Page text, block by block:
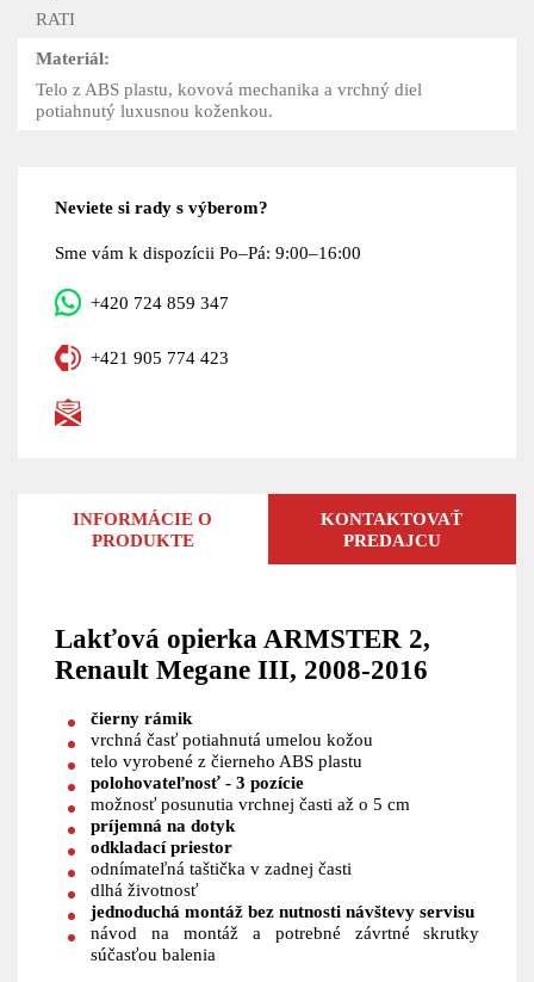
RATI
Materiál:
Telo z ABS plastu, kovová mechanika a vrchný diel
potiahnutý luxusnou koženkou.
Neviete si rady s výberom?
Sme vám k dispozícii Po–Pá: 9:00–16:00
+420 724 859 347
+421 905 774 423
INFORMÁCIE O
PRODUKTE
KONTAKTOVAŤ
PREDAJCU
Lakťová opierka ARMSTER 2,
Renault Megane III, 2008-2016
čierny rámik
vrchná časť potiahnutá umelou kožou
telo vyrobené z čierneho ABS plastu
polohovateľnosť - 3 pozície
možnosť posunutia vrchnej časti až o 5 cm
príjemná na dotyk
odkladací priestor
odnímateľná taštička v zadnej časti
dlhá životnosť
jednoduchá montáž bez nutnosti návštevy servisu
návod na montáž a potrebné závrtné skrutky
súčasťou balenia